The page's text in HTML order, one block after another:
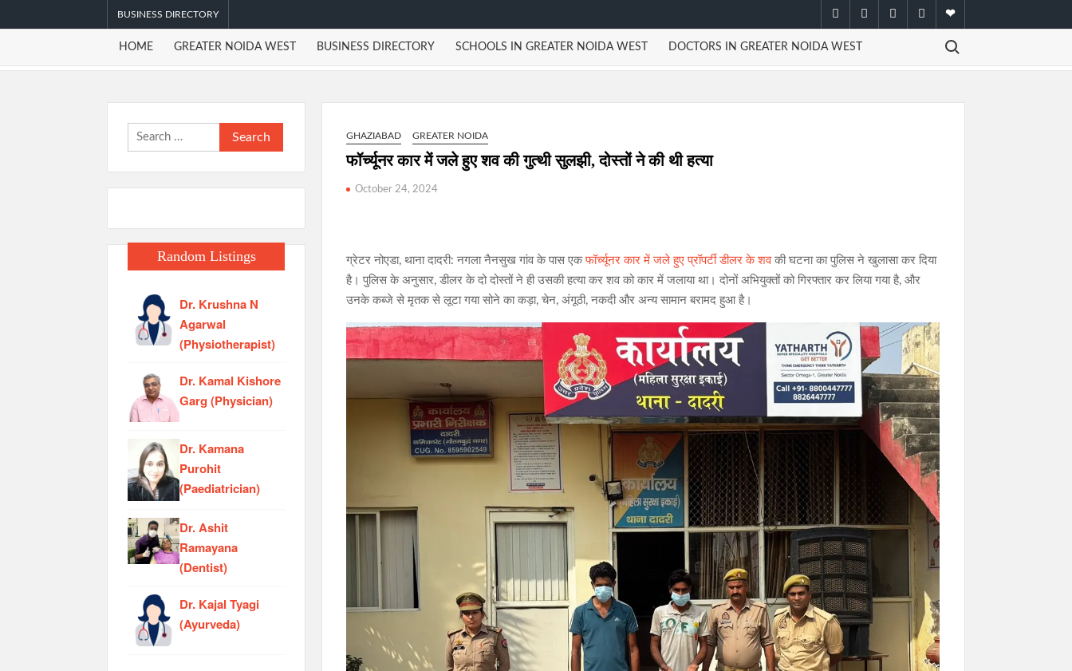
to
BUSINESS DIRECTORY facebooktwitter instagramyoutubeemail
HOME GREATER NOIDA WEST BUSINESS DIRECTORY SCHOOLS IN GREATER NOIDA WEST DOCTORS IN GREATER NOIDA WEST
Search for:
GHAZIABAD GREATER NOIDA
फॉर्च्यूनर कार में जले हुए शव की गुत्थी सुलझी, दोस्तों ने की थी हत्या
October 24, 2024
ग्रेटर नोएडा, थाना दादरी: नगला नैनसुख गांव के पास एकफॉर्च्यूनर कार में जले हुए प्रॉपर्टी डीलर के शवकी घटना का पुलिस ने खुलासा कर दिया
है। पुलिस के अनुसार, डीलर के दो दोस्तों ने ही उसकी हत्या कर शव को कार में जलाया था। दोनों अभियुक्तों को गिरफ्तार कर लिया गया है, और
उनके कब्जे से मृतक से लूटा गया सोने का कड़ा, चेन, अंगूठी, नकदी और अन्य सामान बरामद हुआ है।
Search
for:
Random Listings
Dr. Krushna N
Agarwal
(Physiotherapist)
Dr. Kamal Kishore
Garg (Physician)
Dr. Kamana
Purohit
(Paediatrician)
Dr. Ashit
Ramayana
(Dentist)
Dr. Kajal Tyagi
(Ayurveda)